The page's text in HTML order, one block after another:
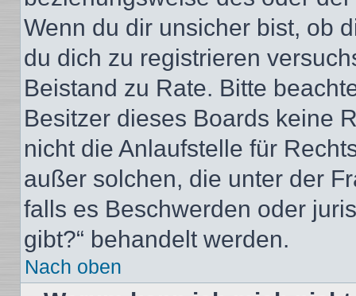
Wenn du dir unsicher bist, ob
du dich zu registrieren
Beistand zu Rate. Bitte
Besitzer dieses Boards keine
nicht die Anlaufstelle für
außer solchen, die unter der
falls es Beschwerden oder
gibt?“ behandelt werden.
Nach oben